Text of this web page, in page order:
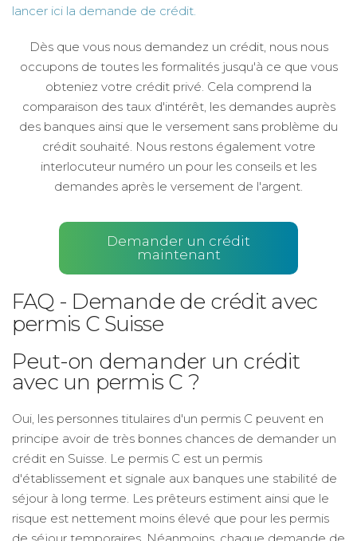
lancer ici la demande de crédit.
Dès que vous nous demandez un crédit, nous nous
occupons de toutes les formalités jusqu'à ce que vous
obteniez votre crédit privé. Cela comprend la
comparaison des taux d'intérêt, les demandes auprès
des banques ainsi que le versement sans problème du
crédit souhaité. Nous restons également votre
interlocuteur numéro un pour les conseils et les
demandes après le versement de l'argent.
Demander un crédit
maintenant
FAQ - Demande de crédit avec
permis C Suisse
Peut-on demander un crédit
avec un permis C ?
Oui, les personnes titulaires d'un permis C peuvent en
principe avoir de très bonnes chances de demander un
crédit en Suisse. Le permis C est un permis
d'établissement et signale aux banques une stabilité de
séjour à long terme. Les prêteurs estiment ainsi que le
risque est nettement moins élevé que pour les permis